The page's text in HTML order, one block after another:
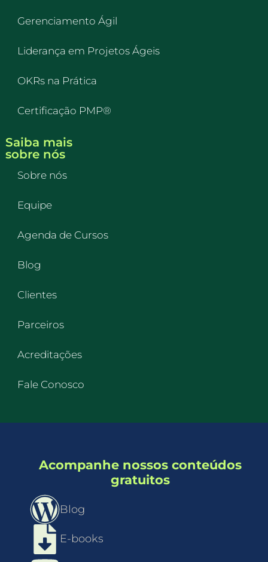
Gerenciamento Ágil
Liderança em Projetos Ágeis
OKRs na Prática
Certificação PMP®
Saiba mais
sobre nós
Sobre nós
Equipe
Agenda de Cursos
Blog
Clientes
Parceiros
Acreditações
Fale Conosco
Acompanhe nossos conteúdos
gratuitos
Blog
E-books